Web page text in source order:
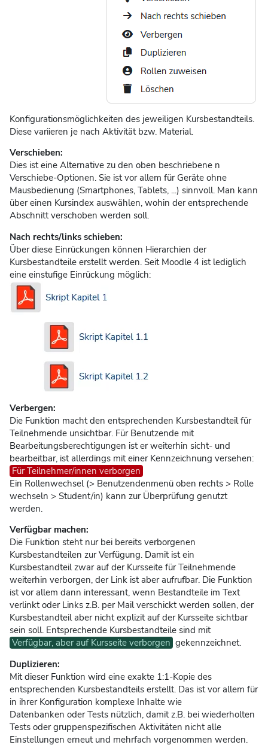
Konfigurationsmöglichkeiten des jeweiligen Kursbestandteils.
Diese variieren je nach Aktivität bzw. Material.
Verschieben:
Dies ist eine Alternative zu den oben beschriebene n
Verschiebe-Optionen. Sie ist vor allem für Geräte ohne
Mausbedienung (Smartphones, Tablets, ...) sinnvoll. Man kann
über einen Kursindex auswählen, wohin der entsprechende
Abschnitt verschoben werden soll.
Nach rechts/links schieben:
Über diese Einrückungen können Hierarchien der
Kursbestandteile erstellt werden. Seit Moodle 4 ist lediglich
eine einstufige Einrückung möglich:
Verbergen:
Die Funktion macht den entsprechenden Kursbestandteil für
Teilnehmende unsichtbar. Für Benutzende mit
Bearbeitungsberechtigungen ist er weiterhin sicht- und
bearbeitbar, ist allerdings mit einer Kennzeichnung versehen:
Für Teilnehmer/innen verborgen
Ein Rollenwechsel (> Benutzendenmenü oben rechts > Rolle
wechseln > Student/in) kann zur Überprüfung genutzt
werden.
Verfügbar machen:
Die Funktion steht nur bei bereits verborgenen
Kursbestandteilen zur Verfügung. Damit ist ein
Kursbestandteil zwar auf der Kursseite für Teilnehmende
weiterhin verborgen, der Link ist aber aufrufbar. Die Funktion
ist vor allem dann interessant, wenn Bestandteile im Text
verlinkt oder Links z.B. per Mail verschickt werden sollen, der
Kursbestandteil aber nicht explizit auf der Kursseite sichtbar
sein soll. Entsprechende Kursbestandteile sind mit
Verfügbar, aber auf Kursseite verborgen gekennzeichnet.
Duplizieren:
Mit dieser Funktion wird eine exakte 1:1-Kopie des
entsprechenden Kursbestandteils erstellt. Das ist vor allem für
in ihrer Konfiguration komplexe Inhalte wie
Datenbanken oder Tests nützlich, damit z.B. bei wiederholten
Tests oder gruppenspezifischen Aktivitäten nicht alle
Einstellungen erneut und mehrfach vorgenommen werden.